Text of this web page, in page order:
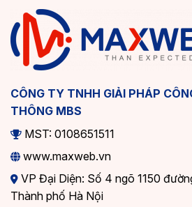
CÔNG TY TNHH GIẢI PHÁP
THÔNG MBS
MST: 0108651511
www.maxweb.vn
VP Đại Diện: Số 4 ngõ 1150
Thành phố Hà Nội